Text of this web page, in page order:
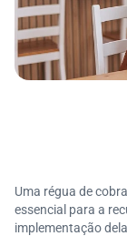
Uma régua de
essencial para a
implementação